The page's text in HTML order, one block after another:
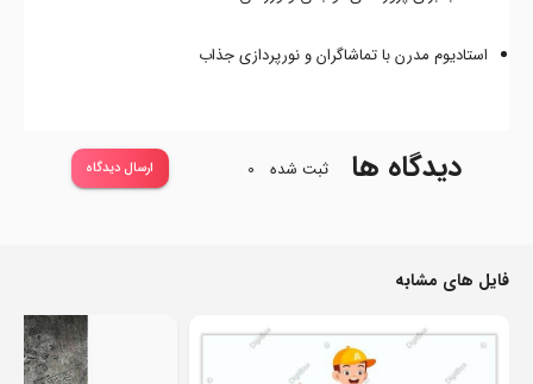
استادیوم مدرن با تماشاگران و نورپردازی جذاب
دیدگاه ها ثبت شده 0 ارسال دیدگاه
فایل های مشابه